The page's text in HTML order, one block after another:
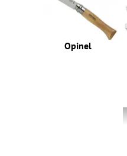
Opinel